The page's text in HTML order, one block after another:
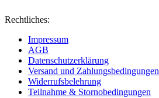
Rechtliches:
Impressum
AGB
Datenschutzerklärung
Versand und Zahlungsbedingungen
Widerrufsbelehrung
Teilnahme & Stornobedingungen